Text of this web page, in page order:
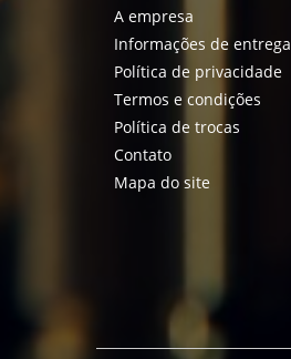
A empresa
Informações de entrega
Política de privacidade
Termos e condições
Política de trocas
Contato
Mapa do site